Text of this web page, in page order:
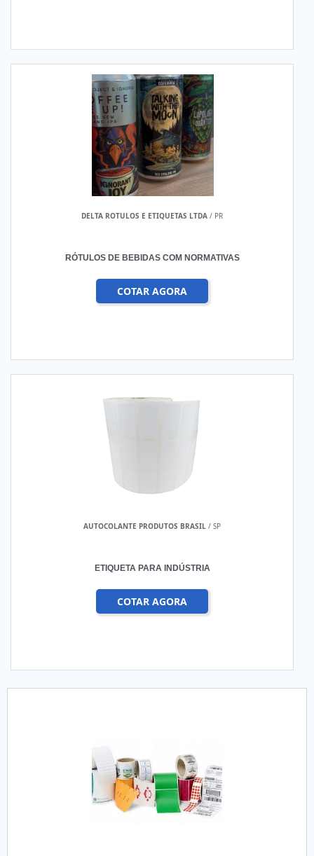
DELTA ROTULOS E ETIQUETAS LTDA / PR
RÓTULOS DE BEBIDAS COM NORMATIVAS
COTAR AGORA
AUTOCOLANTE PRODUTOS BRASIL / SP
ETIQUETA PARA INDÚSTRIA
COTAR AGORA